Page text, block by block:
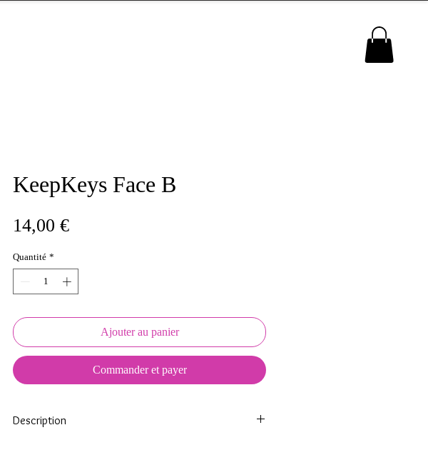
KeepKeys Face B
14,00 €Prix
Quantité *
Ajouter au panier
Commander et payer
Description